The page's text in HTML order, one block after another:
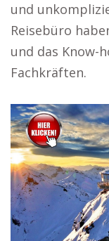
und
Reisebüro
und das Know-
Fachkräften.